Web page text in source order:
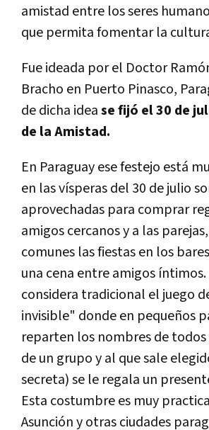
amistad entre los seres
que permita fomentar la
Fue ideada por el Doctor
Bracho en Puerto Pinasco,
de dicha idease fijó el 30 de
de la Amistad.
En Paraguay ese festejo está
en las vísperas del 30 de julio
aprovechadas para comprar
amigos cercanos y a las
comunes las fiestas en los
una cena entre amigos
considera tradicional el juego
invisible" donde en pequeños
reparten los nombres de
de un grupo y al que sale
secreta) se le regala un
Esta costumbre es muy
Asunción y otras ciudades